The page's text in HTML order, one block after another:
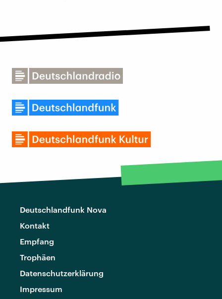
Deutschlandfunk Nova
Kontakt
Empfang
Trophäen
Datenschutzerklärung
Impressum